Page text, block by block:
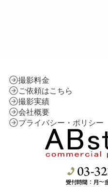
撮影料金
ご依頼はこちら
撮影実績
会社概要
プライバシー・ポリシー